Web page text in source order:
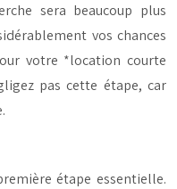
sera beaucoup plus
vos chances
votre *location courte
pas cette étape, car
étape essentielle.